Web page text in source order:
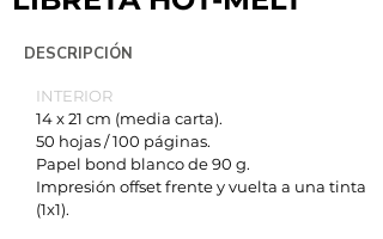
DESCRIPCIÓN
​INTERIOR
14 x 21 cm (media carta).
50 hojas / 100 páginas.
Papel bond blanco de 90 g.
Impresión offset frente y vuelta a una tinta
(1x1).